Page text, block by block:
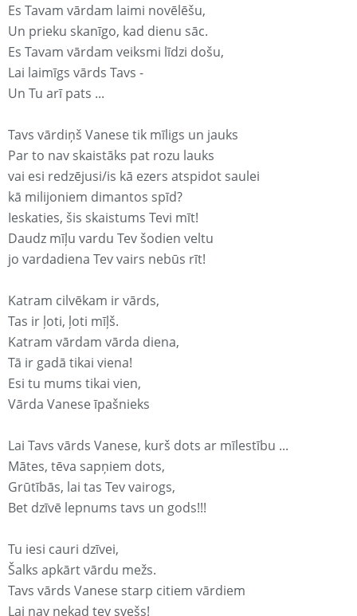
Es Tavam vārdam laimi novēlēšu,
Un prieku skanīgo, kad dienu sāc.
Es Tavam vārdam veiksmi līdzi došu,
Lai laimīgs vārds Tavs -
Un Tu arī pats ...
Tavs vārdiņš Vanese tik mīligs un jauks
Par to nav skaistāks pat rozu lauks
vai esi redzējusi/is kā ezers atspidot saulei
kā milijoniem dimantos spīd?
Ieskaties, šis skaistums Tevi mīt!
Daudz mīļu vardu Tev šodien veltu
jo vardadiena Tev vairs nebūs rīt!
Katram cilvēkam ir vārds,
Tas ir ļoti, ļoti mīļš.
Katram vārdam vārda diena,
Tā ir gadā tikai viena!
Esi tu mums tikai vien,
Vārda Vanese īpašnieks
Lai Tavs vārds Vanese, kurš dots ar mīlestību ...
Mātes, tēva sapņiem dots,
Grūtībās, lai tas Tev vairogs,
Bet dzīvē lepnums tavs un gods!!!
Tu iesi cauri dzīvei,
Šalks apkārt vārdu mežs.
Tavs vārds Vanese starp citiem vārdiem
Lai nav nekad tev svešs!